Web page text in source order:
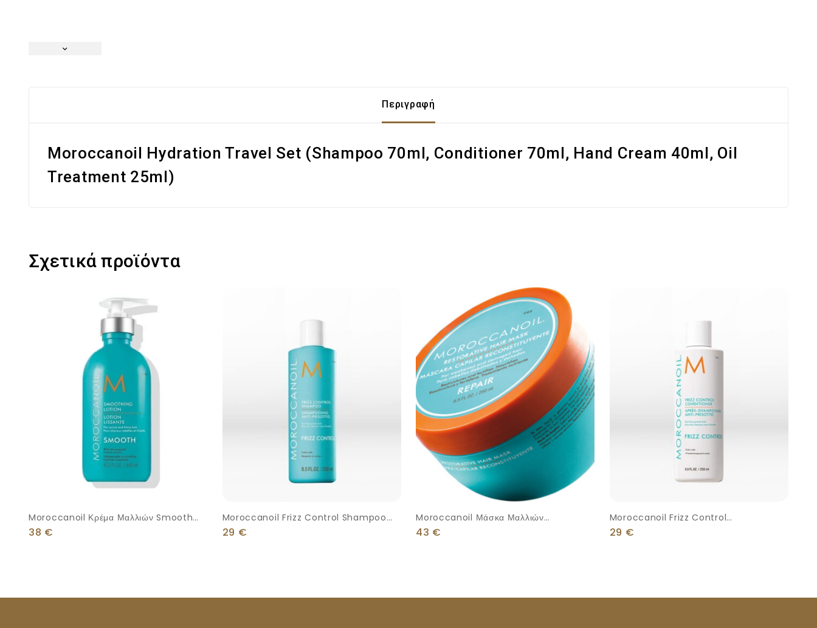
Περιγραφή
Moroccanoil Hydration Travel Set (Shampoo 70ml, Conditioner 70ml, Hand Cream 40ml, Oil
Treatment 25ml)
Σχετικά προϊόντα
Moroccanoil Κρέμα Μαλλιών Smooth
300ml
38 €
Moroccanoil Frizz Control Shampoo
250ml
29 €
Moroccanoil Μάσκα Μαλλιών
Restorative Για Επανόρθωση 250ml
43 €
Moroccanoil Frizz Control
Conditioner 250ml
29 €